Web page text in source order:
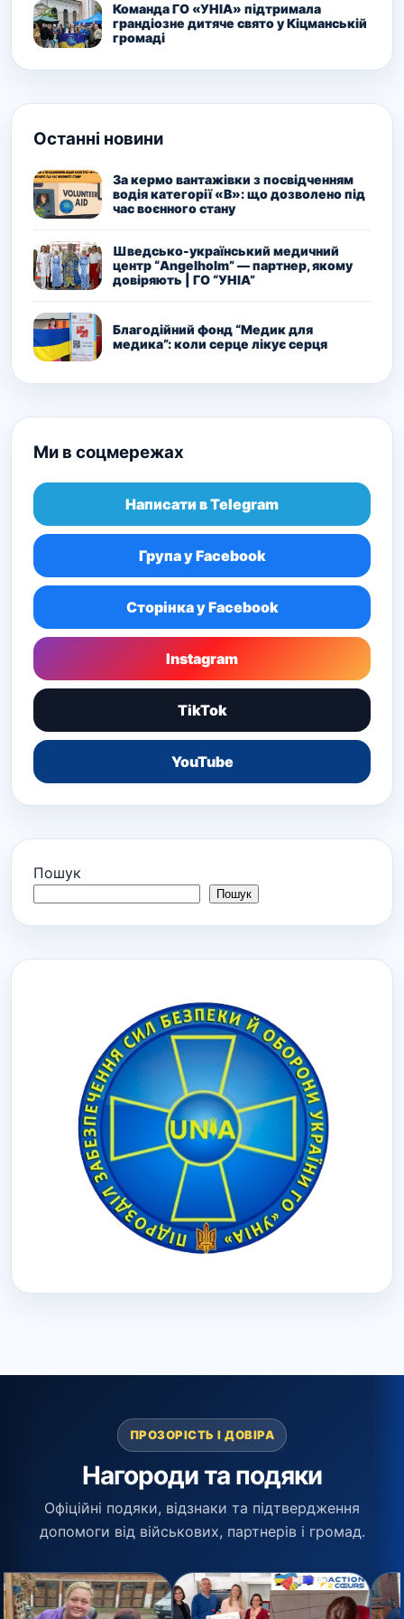
Команда ГО «УНІА» підтримала
грандіозне дитяче свято у Кіцманській
громаді
Останні новини
За кермо вантажівки з посвідченням
водія категорії «В»: що дозволено під
час воєнного стану
Шведсько-український медичний
центр “Angelholm” — партнер, якому
довіряють | ГО “УНІА”
Благодійний фонд “Медик для
медика”: коли серце лікує серця
Ми в соцмережах
Написати в Telegram
Група у Facebook
Сторінка у Facebook
Instagram
TikTok
YouTube
Пошук
Пошук
ПРОЗОРІСТЬ І ДОВІРА
Нагороди та подяки
Офіційні подяки, відзнаки та підтвердження
допомоги від військових, партнерів і громад.